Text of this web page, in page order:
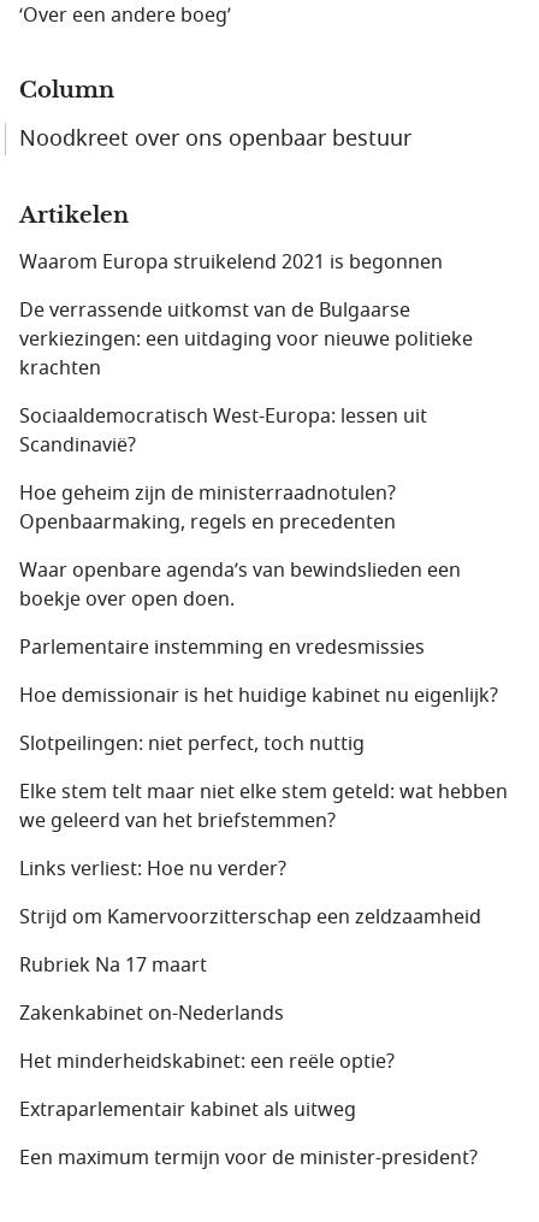
‘Over een andere boeg’
Column
Noodkreet over ons openbaar bestuur
Artikelen
Waarom Europa struikelend 2021 is begonnen
De verrassende uitkomst van de Bulgaarse
verkiezingen: een uitdaging voor nieuwe politieke
krachten
Sociaaldemocratisch West-Europa: lessen uit
Scandinavië?
Hoe geheim zijn de ministerraadnotulen?
Openbaarmaking, regels en precedenten
Waar openbare agenda’s van bewindslieden een
boekje over open doen.
Parlementaire instemming en vredesmissies
Hoe demissionair is het huidige kabinet nu eigenlijk?
Slotpeilingen: niet perfect, toch nuttig
Elke stem telt maar niet elke stem geteld: wat hebben
we geleerd van het briefstemmen?
Links verliest: Hoe nu verder?
Strijd om Kamervoorzitterschap een zeldzaamheid
Rubriek Na 17 maart
Zakenkabinet on-Nederlands
Het minderheidskabinet: een reële optie?
Extraparlementair kabinet als uitweg
Een maximum termijn voor de minister-president?